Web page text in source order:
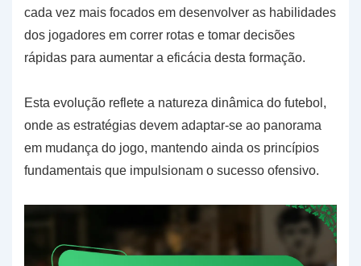
cada vez mais focados em desenvolver as habilidades
dos jogadores em correr rotas e tomar decisões
rápidas para aumentar a eficácia desta formação.
Esta evolução reflete a natureza dinâmica do futebol,
onde as estratégias devem adaptar-se ao panorama
em mudança do jogo, mantendo ainda os princípios
fundamentais que impulsionam o sucesso ofensivo.